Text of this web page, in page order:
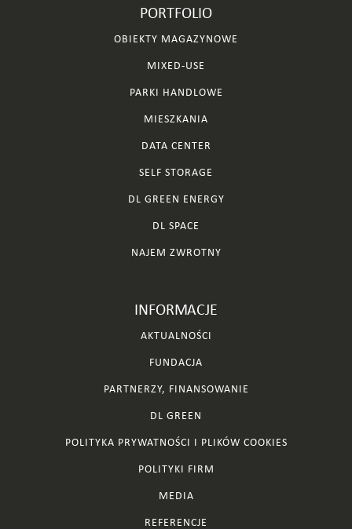
PORTFOLIO
OBIEKTY MAGAZYNOWE
MIXED-USE
PARKI HANDLOWE
MIESZKANIA
DATA CENTER
SELF STORAGE
DL GREEN ENERGY
DL SPACE
NAJEM ZWROTNY
INFORMACJE
AKTUALNOŚCI
FUNDACJA
PARTNERZY, FINANSOWANIE
DL GREEN
POLITYKA PRYWATNOŚCI I PLIKÓW COOKIES
POLITYKI FIRM
MEDIA
REFERENCJE